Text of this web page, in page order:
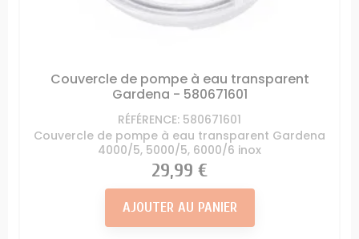
Couvercle de pompe à eau transparent
Gardena - 580671601
RÉFÉRENCE: 580671601
Couvercle de pompe à eau transparent Gardena
4000/5, 5000/5, 6000/6 inox
Prix
29,99 €
AJOUTER AU PANIER